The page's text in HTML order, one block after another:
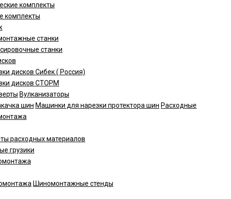
комплекты
комплекты
станки
станки
дисков Сибек ( Россия)
дисков СТОРМ
Вулканизаторы
шин Машинки для нарезки протектора шин Расходные
расходных материалов
грузики
Шиномонтажные стенды